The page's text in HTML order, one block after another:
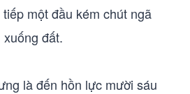
một đầu kém chút ngã
xuống đất.
là đến hồn lực mười sáu